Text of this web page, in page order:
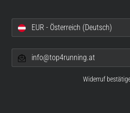
EUR - Österreich (Deutsch)
info@top4running.at
Widerruf